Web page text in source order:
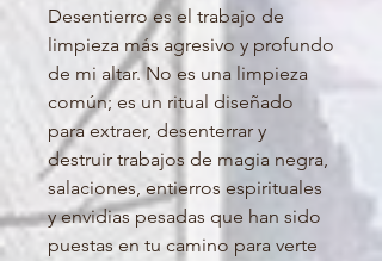
Desentierro es el trabajo de
limpieza más agresivo y profundo
de mi altar. No es una limpieza
común; es un ritual diseñado
para extraer, desenterrar y
destruir trabajos de magia negra,
salaciones, entierros espirituales
y envidias pesadas que han sido
puestas en tu camino para verte